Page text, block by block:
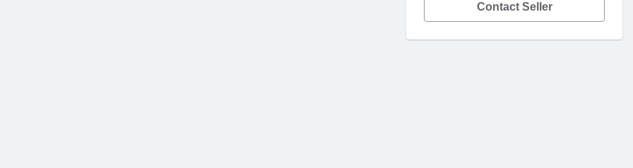
Contact Seller